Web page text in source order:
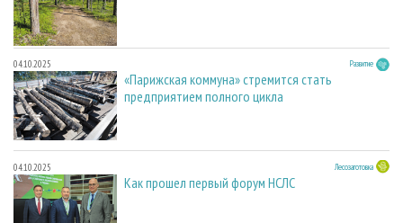
04.10.2025 Развитие
«Парижская коммуна» стремится стать
предприятием полного цикла
04.10.2025 Лесозаготовка
Как прошел первый форум НСЛС